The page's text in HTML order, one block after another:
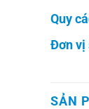
Quy
Đơn vị
SẢN